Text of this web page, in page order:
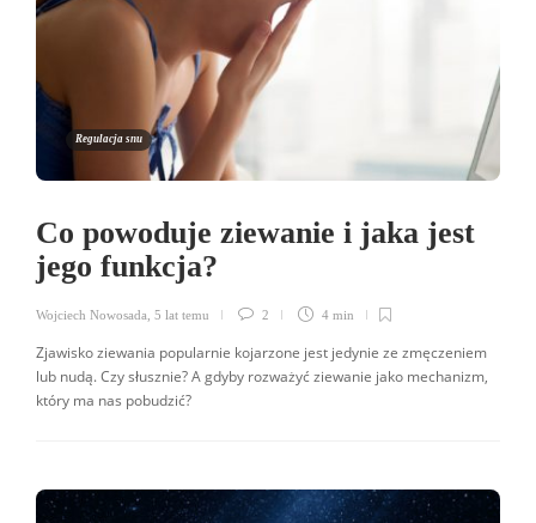
Regulacja snu
Co powoduje ziewanie i jaka jest
jego funkcja?
Wojciech Nowosada 5 lat temu 2 4 min
Zjawisko ziewania popularnie kojarzone jest jedynie ze zmęczeniem
lub nudą. Czy słusznie? A gdyby rozważyć ziewanie jako mechanizm,
który ma nas pobudzić?